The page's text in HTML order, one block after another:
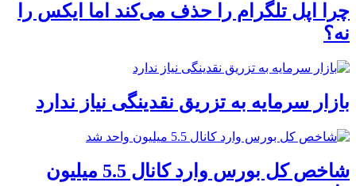
چرا اپل تلگرام را حذف می‌کند اما ایکس را
نه؟
بازار سرمایه به تزریق نقدینگی نیاز ندارد
شاخص کل بورس وارد کانال 5.5 میلیون